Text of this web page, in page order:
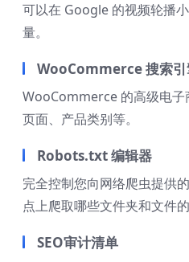
可以在 Google 的视频轮播
量。
WooCommerce 搜索引
WooCommerce 的高级电子
页面、产品类别等。
Robots.txt 编辑器
完全控制您向网络爬虫提供
点上爬取哪些文件夹和文件的
SEO审计清单